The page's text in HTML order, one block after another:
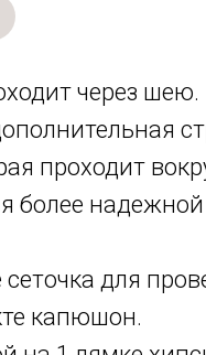
через шею.
проходит
более
для
капюшон.